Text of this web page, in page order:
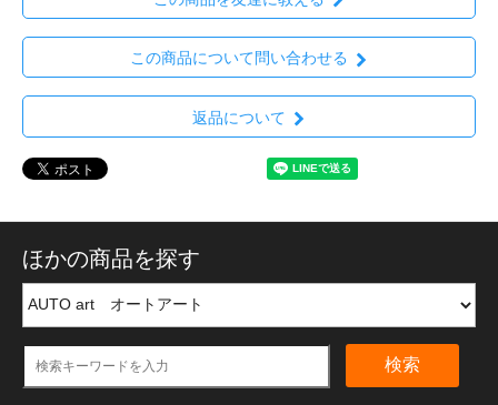
この商品について問い合わせる
返品について
ほかの商品を探す
検索